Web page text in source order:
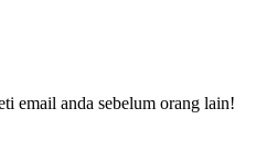
email anda sebelum orang lain!